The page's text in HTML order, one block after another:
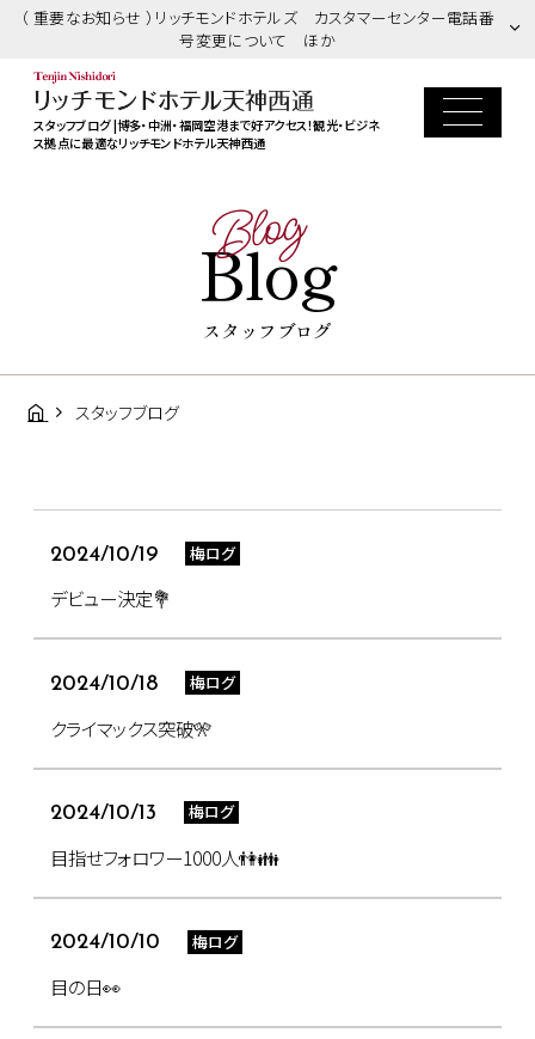
（ 重要なお知らせ ）リッチモンドホテルズ カスタマーセンター電話番
号変更について ほか
スタッフブログ |博多・中洲・福岡空港まで好アクセス！観光・ビジネ
ス拠点に最適なリッチモンドホテル天神西通
Blog
Blog
スタッフブログ
スタッフブログ
2024/10/19 梅ログ
デビュー決定💐
2024/10/18 梅ログ
クライマックス突破🎌
2024/10/13 梅ログ
目指せフォロワー1000人👫👪
2024/10/10 梅ログ
目の日👀